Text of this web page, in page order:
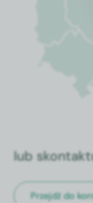
lub
Przejdź do